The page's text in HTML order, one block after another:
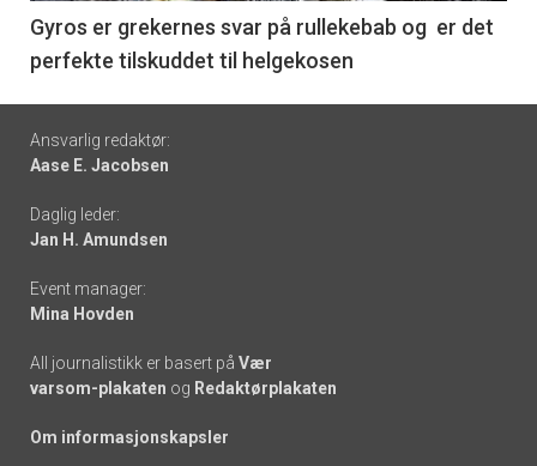
6
Gyros er grekernes svar på rullekebab og er det
perfekte tilskuddet til helgekosen
Footer
-
links
Ansvarlig redaktør:
Aase E. Jacobsen
Daglig leder:
Jan H. Amundsen
Event manager:
Mina Hovden
All journalistikk er basert på Vær
varsom-plakaten og Redaktørplakaten
Om informasjonskapsler